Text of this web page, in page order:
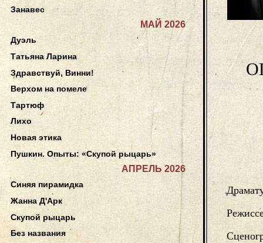
Занавес
МАЙ 2026
Дуэль
Татьяна Ларина
Здравствуй, Винни!
Верхом на помеле
Тартюф
Лихо
Новая этика
Пушкин. Опыты: «Скупой рыцарь»
АПРЕЛЬ 2026
Синяя пирамидка
Жанна Д'Арк
Скупой рыцарь
Без названия